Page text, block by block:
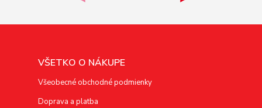
VŠETKO O NÁKUPE
Všeobecné obchodné podmienky
Doprava a platba